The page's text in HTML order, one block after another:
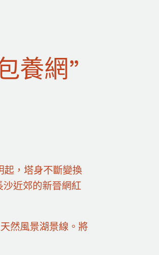
養網”
起，塔身不斷變換
近郊的新晉網紅
然風景湖景線。將